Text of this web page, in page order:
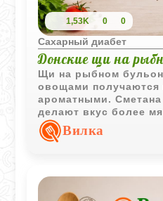
1,53K 0 0
Сахарный диабет
Донские щи на
Щи на рыбном
овощами
ароматными.
делают вкус более
Вилка